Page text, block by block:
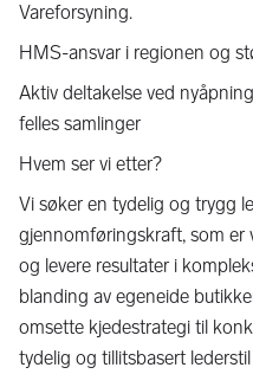
Vareforsyning.
HMS-ansvar i regionen og
Aktiv deltakelse ved
felles samlinger
Hvem ser vi etter?
Vi søker en tydelig og trygg
gjennomføringskraft, som er
og levere resultater i
blanding av egeneide
omsette kjedestrategi til
tydelig og tillitsbasert